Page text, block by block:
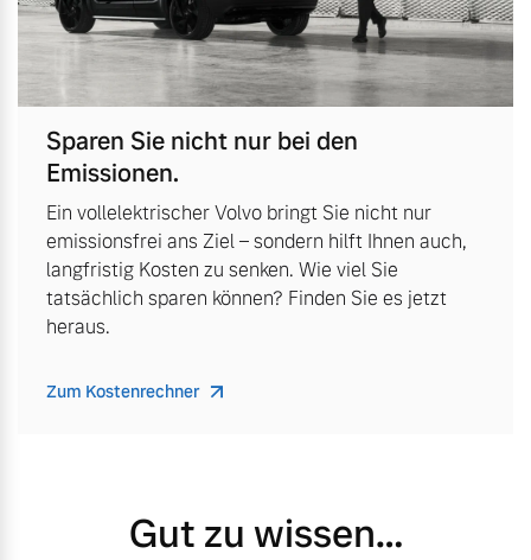
Sparen Sie nicht nur bei den
Emissionen.
Ein vollelektrischer Volvo bringt Sie nicht nur
emissionsfrei ans Ziel – sondern hilft Ihnen auch,
langfristig Kosten zu senken. Wie viel Sie
tatsächlich sparen können? Finden Sie es jetzt
heraus.
Zum Kostenrechner
Gut zu wissen…